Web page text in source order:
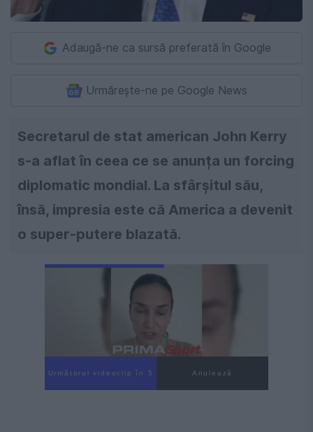
Adaugă-ne ca sursă preferată în Google
Urmărește-ne pe Google News
Secretarul de stat american John Kerry
s-a aflat în ceea ce se anunța un forcing
diplomatic mondial. La sfârșitul său,
însă, impresia este că America a devenit
o super-putere blazată.
Următorul videoclip în 3 Anulează